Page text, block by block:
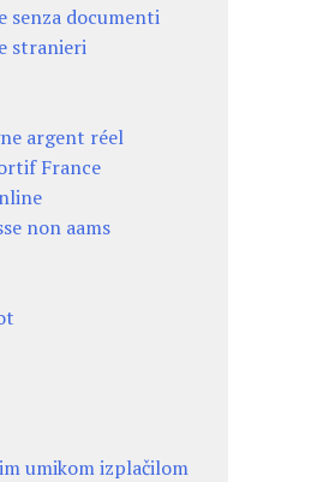
senza documenti
stranieri
argent réel
France
non aams
umikom izplačilom